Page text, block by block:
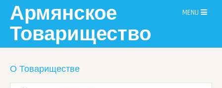
content
Армянское
Товарищество
MENU
О Товариществе